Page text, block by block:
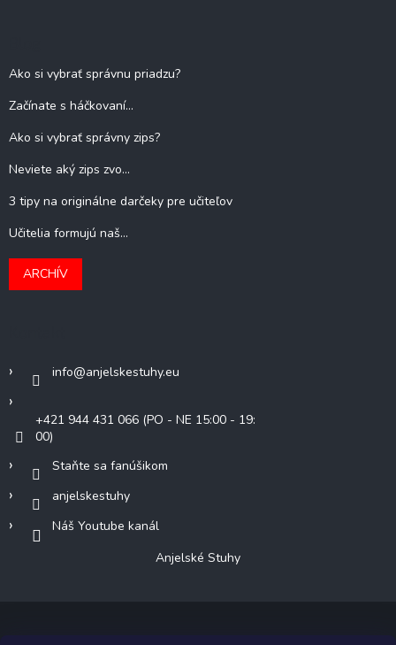
Ako si vybrať správnu priadzu?
Začínate s háčkovaní...
Ako si vybrať správny zips?
Neviete aký zips zvo...
3 tipy na originálne darčeky pre učiteľov
Učitelia formujú naš...
ARCHÍV
info@anjelskestuhy.eu
+421 944 431 066 (PO - NE 15:00 - 19:
00)
Staňte sa fanúšikom
anjelskestuhy
Náš Youtube kanál
Anjelské Stuhy